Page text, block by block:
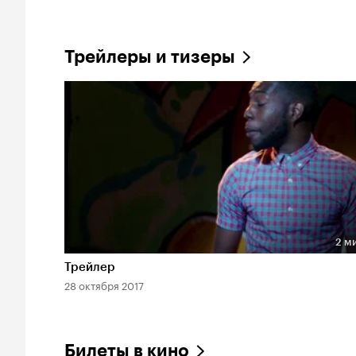
Трейлеры и тизеры
Длительность 2 мин
2
Трейлер
28 октября 2017
Билеты в кино